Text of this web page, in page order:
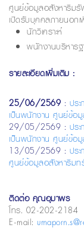
ศูนย์ข้อมูลอสังหาริมรั
เปิดรับบุคคลภายนอก
นักวิเคราะห์
พนักงานบริหาร
รายละเอียดเพิ่มเติม :
25/06/2569 : ปร
เป็นพนักงาน ศูนย์ข้อ
29/05/2569 : ปร
เป็นพนักงาน ศูนย์ข้อ
13/05/2569 : ปร
ศูนย์ข้อมูลอสังหาริม
ติดต่อ คุณอุมาพร
โทร. 02-202-2184
E-mail: